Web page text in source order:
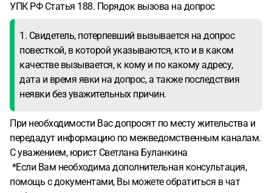
УПК РФ Статья 188. Порядок вызова на допрос
1. Свидетель, потерпевший вызывается на допрос
повесткой, в которой указываются, кто и в каком
качестве вызывается, к кому и по какому адресу,
дата и время явки на допрос, а также последствия
неявки без уважительных причин.
При необходимости Вас допросят по месту жительства и
передадут информацию по межведомственным каналам.
С уважением, юрист Светлана Буланкина
*Если Вам необходима дополнительная консультация,
помощь с документами, Вы можете обратиться в чат